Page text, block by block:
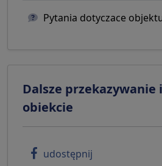
Pytania dotyczace
Dalsze
obiekcie
udostępnij